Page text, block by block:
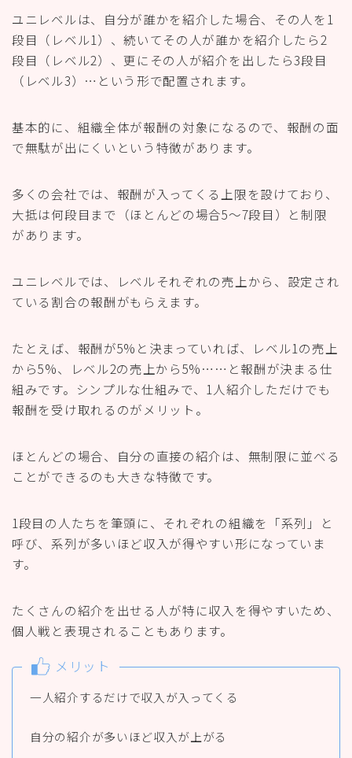
ユニレベルは、自分が誰かを紹介した場合、その人を1
段目（レベル1）、続いてその人が誰かを紹介したら2
段目（レベル2）、更にその人が紹介を出したら3段目
（レベル3）…という形で配置されます。
基本的に、組織全体が報酬の対象になるので、報酬の面
で無駄が出にくいという特徴があります。
多くの会社では、報酬が入ってくる上限を設けており、
大抵は何段目まで（ほとんどの場合5～7段目）と制限
があります。
ユニレベルでは、レベルそれぞれの売上から、設定され
ている割合の報酬がもらえます。
たとえば、報酬が5%と決まっていれば、レベル1の売上
から5%、レベル2の売上から5%……と報酬が決まる仕
組みです。シンプルな仕組みで、1人紹介しただけでも
報酬を受け取れるのがメリット。
ほとんどの場合、自分の直接の紹介は、無制限に並べる
ことができるのも大きな特徴です。
1段目の人たちを筆頭に、それぞれの組織を「系列」と
呼び、系列が多いほど収入が得やすい形になっていま
す。
たくさんの紹介を出せる人が特に収入を得やすいため、
個人戦と表現されることもあります。
メリット
一人紹介するだけで収入が入ってくる
自分の紹介が多いほど収入が上がる